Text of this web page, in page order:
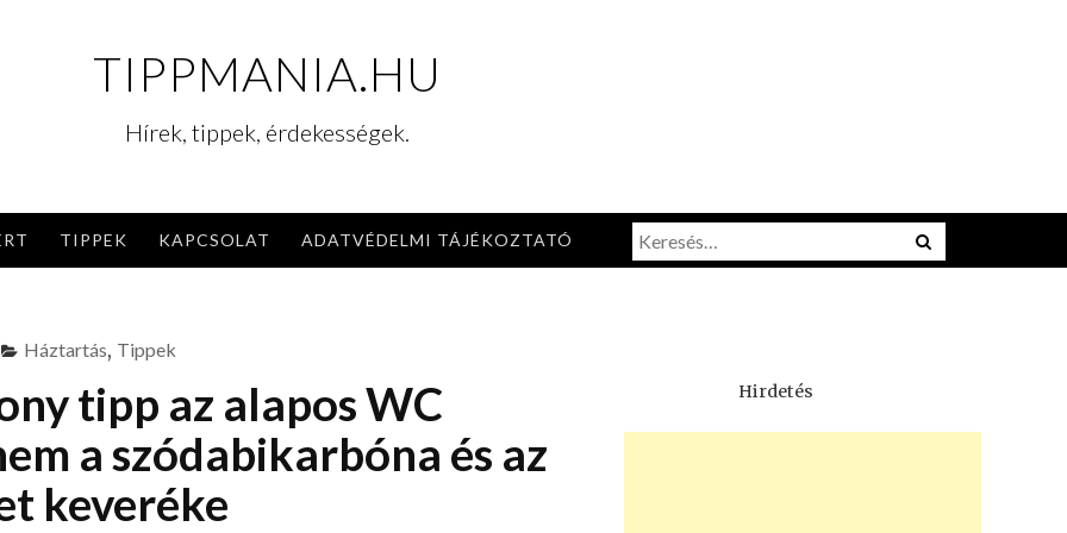
TIPPMANIA.HU
Hírek, tippek, érdekességek.
TIPPEK KAPCSOLAT ADATVÉDELMI TÁJÉKOZTATÓ Menu
Keresés:
Háztartás, Tippek
tipp az alapos WC
a szódabikarbóna és az
keveréke
Hirdetés